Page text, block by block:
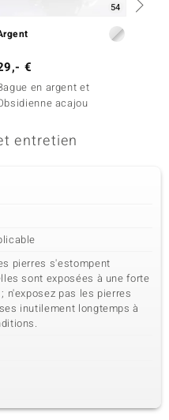
54
€
en argent et
acajou
entretien
pierres s'estompent
sont exposées à une forte
n'exposez pas les pierres
inutilement longtemps à